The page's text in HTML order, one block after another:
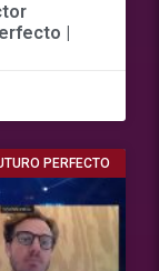
|
PERFECTO